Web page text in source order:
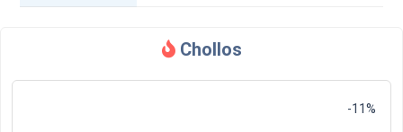
Chollos
-11%